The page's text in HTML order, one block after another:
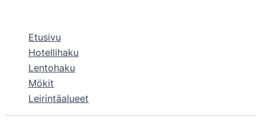
Etusivu
Hotellihaku
Lentohaku
Mökit
Leirintäalueet